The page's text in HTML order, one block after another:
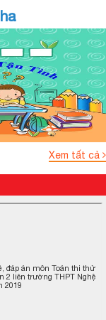
Xem tất cả
đáp án môn Toán thi thử
2 liên trường THPT Nghệ
2019